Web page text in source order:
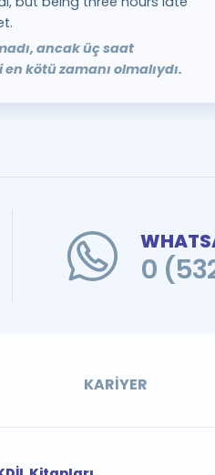
ancak üç saat
kötü zamanı olmalıydı.
0
KARIYER